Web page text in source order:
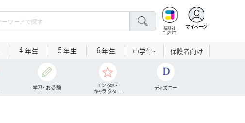
講談社
コクリコ
マイページ
4年生 5 年生 6 年生 中学生~ 保護者向け
学習・お受験
エンタメ・
キャラクター
ディズニー